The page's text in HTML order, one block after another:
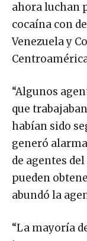
ahora luchan
cocaína con
Venezuela y
“Algunos
que
habían sido
generó
de agentes
pueden
abundó la
“La mayoría